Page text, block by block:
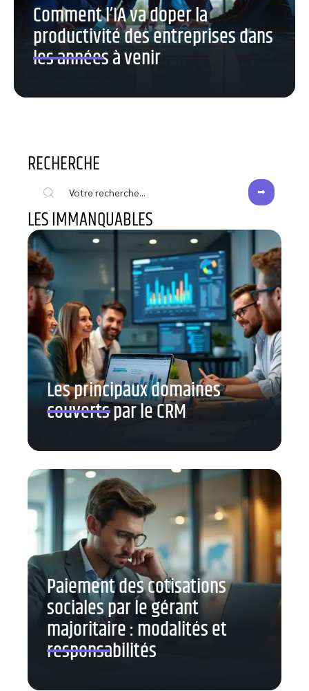
Comment l’IA va doper la
productivité des entreprises dans
les années à venir
RECHERCHE
LES IMMANQUABLES
Les principaux domaines
couverts par le CRM
Paiement des cotisations
sociales par le gérant
majoritaire : modalités et
responsabilités